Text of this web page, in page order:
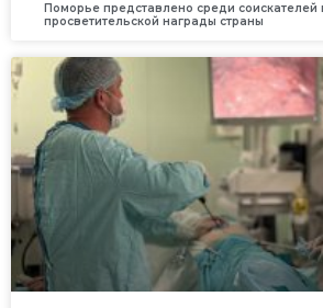
Поморье представлено среди соискателей
просветительской награды страны